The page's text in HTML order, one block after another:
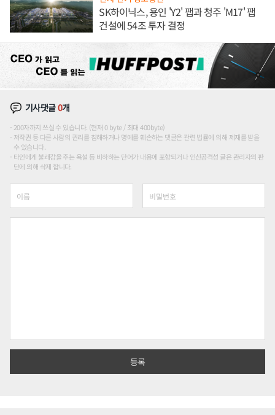
SK하이닉스, 용인 'Y2' 팹과 청주 'M17' 팹
건설에 54조 투자 결정
기사댓글0개
200자까지 쓰실 수 있습니다. (현재 0 byte / 최대 400byte)
저작권 등 다른 사람의 권리를 침해하거나 명예를 훼손하는 댓글은 관련 법률에 의해 제재를 받을
수 있습니다.
타인에게 불쾌감을 주는 욕설 등 비하하는 단어가 내용에 포함되거나 인신공격성 글은 관리자의 판
단에 의해 삭제 합니다.